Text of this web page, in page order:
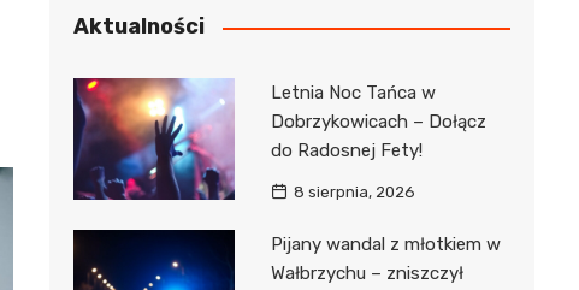
Aktualności
Letnia Noc Tańca w
Dobrzykowicach – Dołącz
do Radosnej Fety!
8 sierpnia, 2026
Pijany wandal z młotkiem w
Wałbrzychu – zniszczył